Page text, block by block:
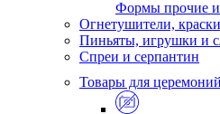
Формы прочие и
Огнетушители,
Пиньяты, игрушки и
Спреи и серпантин
Товары для